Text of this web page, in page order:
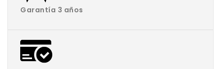
Garantía 3 años